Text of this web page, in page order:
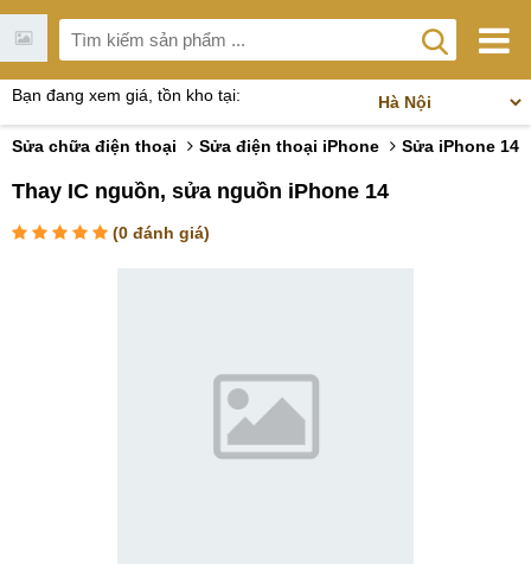
Bạn đang xem giá, tồn kho tại:
Sửa chữa điện thoại Sửa điện thoại iPhone Sửa iPhone 14
Thay IC nguồn, sửa nguồn iPhone 14
(0 đánh giá)